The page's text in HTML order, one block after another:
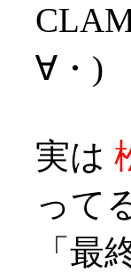
∀・)
実は
って
「最